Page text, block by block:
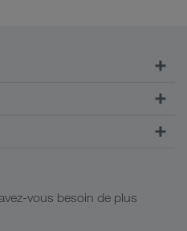
WALTER
vous besoin de plus